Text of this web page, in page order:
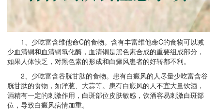
1、少吃富含维他命C的食物。含有丰富维他命C的食物可以减
少血清铜和血清铜氧化酶，血清铜是黑色素合成的重要组成部分，
如果人体缺乏，对黑色素的形成和白癜风患者的好转都不利。
2、少吃富含谷胱甘肽的食物。患有白癜风的人尽量少吃富含谷
胱甘肽的食物，如洋葱、大蒜等。患有白癜风的人不宜大量饮酒，
酒精有一定的刺激作用，白斑部位皮肤敏感，饮酒容易刺激白斑部
位，导致白癜风病情加重。